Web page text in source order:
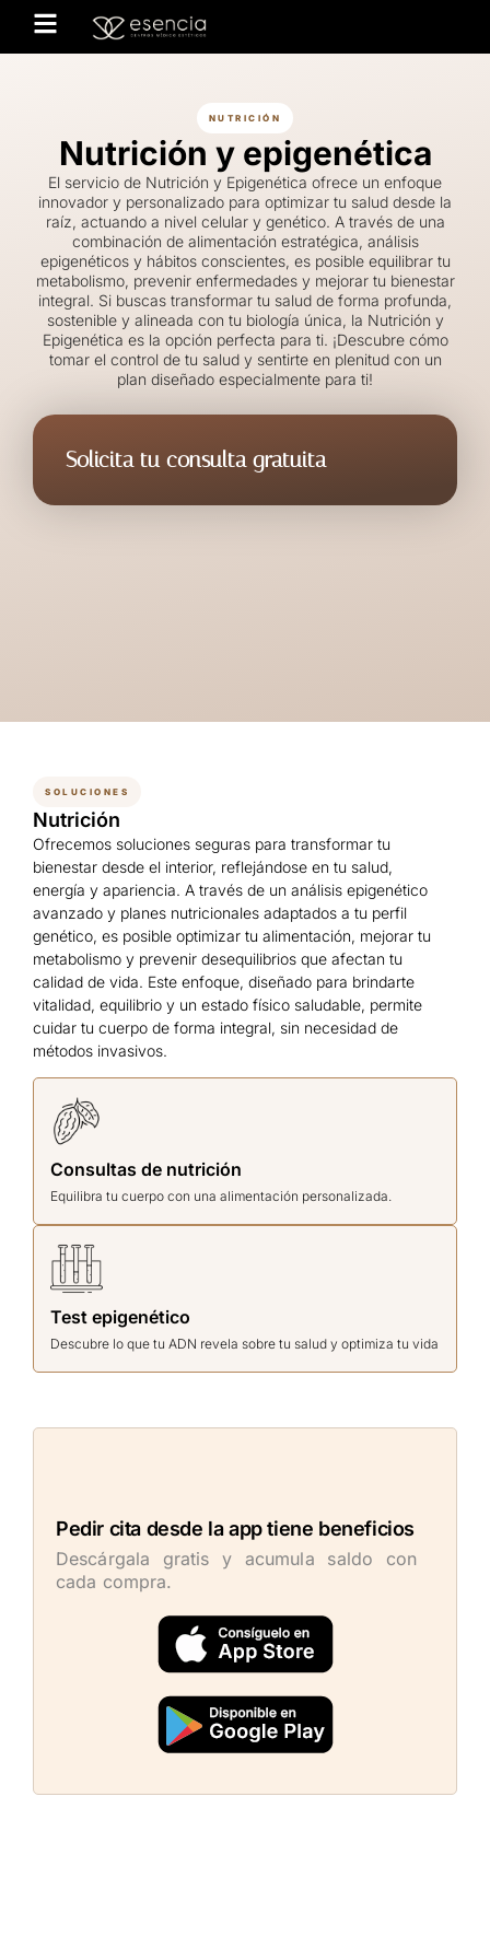
NUTRICIÓN
Nutrición y epigenética
El servicio de Nutrición y Epigenética ofrece un enfoque
innovador y personalizado para optimizar tu salud desde la
raíz, actuando a nivel celular y genético. A través de una
combinación de alimentación estratégica, análisis
epigenéticos y hábitos conscientes, es posible equilibrar tu
metabolismo, prevenir enfermedades y mejorar tu bienestar
integral. Si buscas transformar tu salud de forma profunda,
sostenible y alineada con tu biología única, la Nutrición y
Epigenética es la opción perfecta para ti. ¡Descubre cómo
tomar el control de tu salud y sentirte en plenitud con un
plan diseñado especialmente para ti!
Solicita tu consulta gratuita
SOLUCIONES
Nutrición
Ofrecemos soluciones seguras para transformar tu
bienestar desde el interior, reflejándose en tu salud,
energía y apariencia. A través de un análisis epigenético
avanzado y planes nutricionales adaptados a tu perfil
genético, es posible optimizar tu alimentación, mejorar tu
metabolismo y prevenir desequilibrios que afectan tu
calidad de vida. Este enfoque, diseñado para brindarte
vitalidad, equilibrio y un estado físico saludable, permite
cuidar tu cuerpo de forma integral, sin necesidad de
métodos invasivos.
Consultas de nutrición
Equilibra tu cuerpo con una alimentación personalizada.
Test epigenético
Descubre lo que tu ADN revela sobre tu salud y optimiza tu vida
Pedir cita desde la app tiene beneficios
Descárgala gratis y acumula saldo con
cada compra.